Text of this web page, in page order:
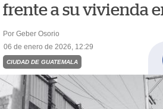
frente a su vivienda
Por Geber Osorio
06 de enero de 2026, 12:29
CIUDAD DE GUATEMALA